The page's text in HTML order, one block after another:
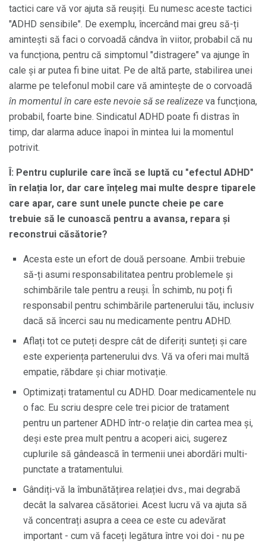
tactici care vă vor ajuta să reușiți. Eu numesc aceste tactici
"ADHD sensibile". De exemplu, încercând mai greu să-ți
amintești să faci o corvoadă cândva în viitor, probabil că nu
va funcționa, pentru că simptomul "distragere" va ajunge în
cale și ar putea fi bine uitat. Pe de altă parte, stabilirea unei
alarme pe telefonul mobil care vă amintește de o corvoadă
în momentul în care este nevoie să se realizeze va funcționa,
probabil, foarte bine. Sindicatul ADHD poate fi distras în
timp, dar alarma aduce înapoi în mintea lui la momentul
potrivit.
Î: Pentru cuplurile care încă se luptă cu "efectul ADHD"
în relația lor, dar care înțeleg mai multe despre tiparele
care apar, care sunt unele puncte cheie pe care
trebuie să le cunoască pentru a avansa, repara și
reconstrui căsătorie?
Acesta este un efort de două persoane. Ambii trebuie
să-ți asumi responsabilitatea pentru problemele și
schimbările tale pentru a reuși. În schimb, nu poți fi
responsabil pentru schimbările partenerului tău, inclusiv
dacă să încerci sau nu medicamente pentru ADHD.
Aflați tot ce puteți despre cât de diferiți sunteți și care
este experiența partenerului dvs. Vă va oferi mai multă
empatie, răbdare și chiar motivație.
Optimizați tratamentul cu ADHD. Doar medicamentele nu
o fac. Eu scriu despre cele trei picior de tratament
pentru un partener ADHD într-o relație din cartea mea și,
deși este prea mult pentru a acoperi aici, sugerez
cuplurile să gândească în termenii unei abordări multi-
punctate a tratamentului.
Gândiți-vă la îmbunătățirea relației dvs., mai degrabă
decât la salvarea căsătoriei. Acest lucru vă va ajuta să
vă concentrați asupra a ceea ce este cu adevărat
important - cum vă faceți legătura între voi doi - nu pe